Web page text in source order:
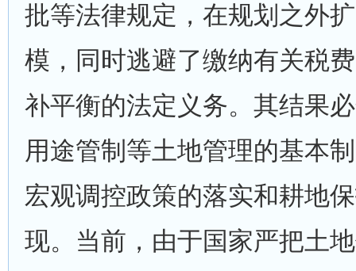
批等法律规定，在规划之外
模，同时逃避了缴纳有关税
补平衡的法定义务。其结果
用途管制等土地管理的基本
宏观调控政策的落实和耕地
现。当前，由于国家严把土